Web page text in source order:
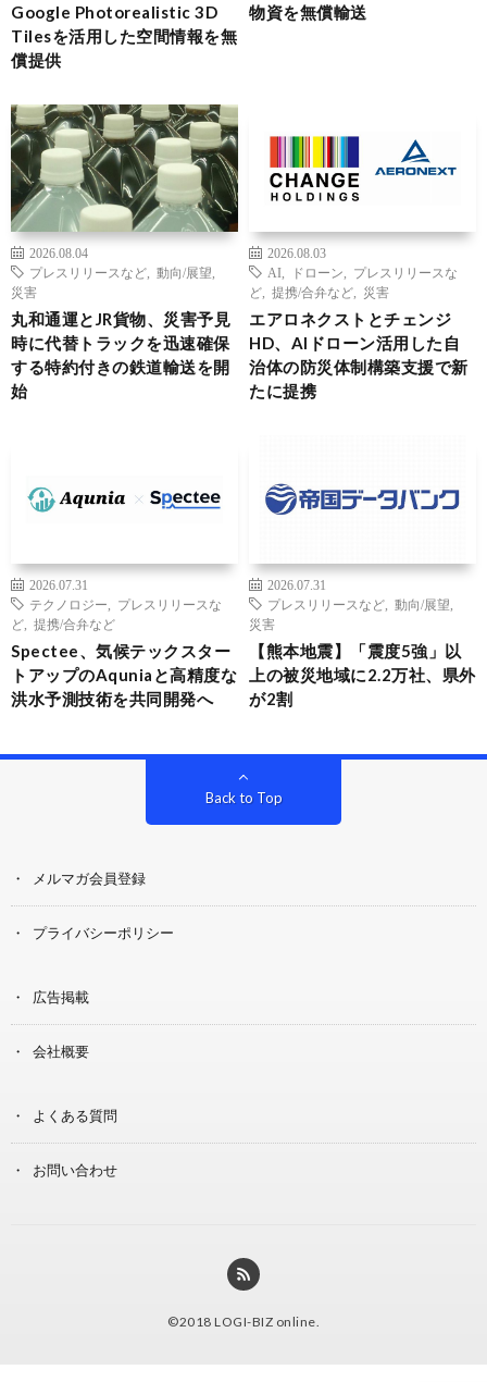
Google Photorealistic 3D
Tilesを活用した空間情報を無
償提供
物資を無償輸送
2026.08.04
プレスリリースなど
動向/展望
災害
丸和通運とJR貨物、災害予見
時に代替トラックを迅速確保
する特約付きの鉄道輸送を開
始
2026.08.03
AI
ドローン
プレスリリースな
ど
提携/合弁など 災害
エアロネクストとチェンジ
HD、AIドローン活用した自
治体の防災体制構築支援で新
たに提携
2026.07.31
テクノロジー
プレスリリースな
ど
提携/合弁など
Spectee、気候テックスター
トアップのAquniaと高精度な
洪水予測技術を共同開発へ
2026.07.31
プレスリリースなど
動向/展望
災害
【熊本地震】「震度5強」以
上の被災地域に2.2万社、県外
が2割
Back to Top
メルマガ会員登録
プライバシーポリシー
広告掲載
会社概要
よくある質問
お問い合わせ
©2018 LOGI-BIZ online